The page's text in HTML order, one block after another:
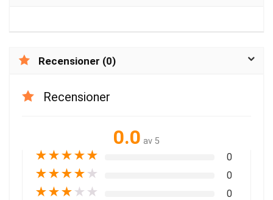
Recensioner (0)
Recensioner
0.0 av 5
★★★★★ 0
★★★★ ★ 0
★★★ ★ ★ 0